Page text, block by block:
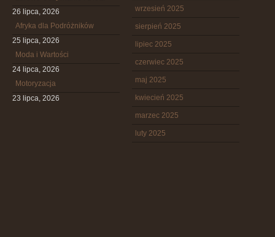
26 lipca, 2026
Afryka dla Podróżników
25 lipca, 2026
Moda i Wartości
24 lipca, 2026
Motoryzacja
23 lipca, 2026
wrzesień 2025
sierpień 2025
lipiec 2025
czerwiec 2025
maj 2025
kwiecień 2025
marzec 2025
luty 2025